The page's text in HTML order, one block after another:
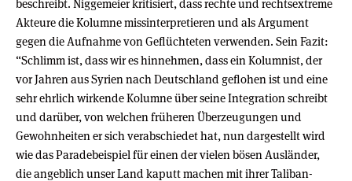
beschreibt. Niggemeier kritisiert, dass rechte und rechtsextreme
Akteure die Kolumne missinterpretieren und als Argument
gegen die Aufnahme von Geflüchteten verwenden. Sein Fazit:
“Schlimm ist, dass wir es hinnehmen, dass ein Kolumnist, der
vor Jahren aus Syrien nach Deutschland geflohen ist und eine
sehr ehrlich wirkende Kolumne über seine Integration schreibt
und darüber, von welchen früheren Überzeugungen und
Gewohnheiten er sich verabschiedet hat, nun dargestellt wird
wie das Paradebeispiel für einen der vielen bösen Ausländer,
die angeblich unser Land kaputt machen mit ihrer Taliban-